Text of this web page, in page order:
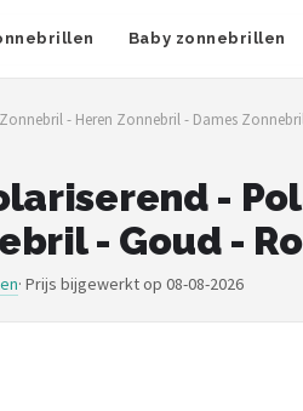
Baby zonnebrillen
- Heren Zonnebril - Dames
-
- Goud -
· Prijs bijgewerkt op 08-08-2026